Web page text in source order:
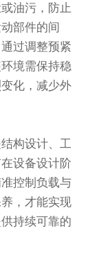
油污，防止
部件的间
过调整预紧
境需保持稳
化，减少外
构设计、工
设备设计阶
控制负载与
，才能实现
持续可靠的